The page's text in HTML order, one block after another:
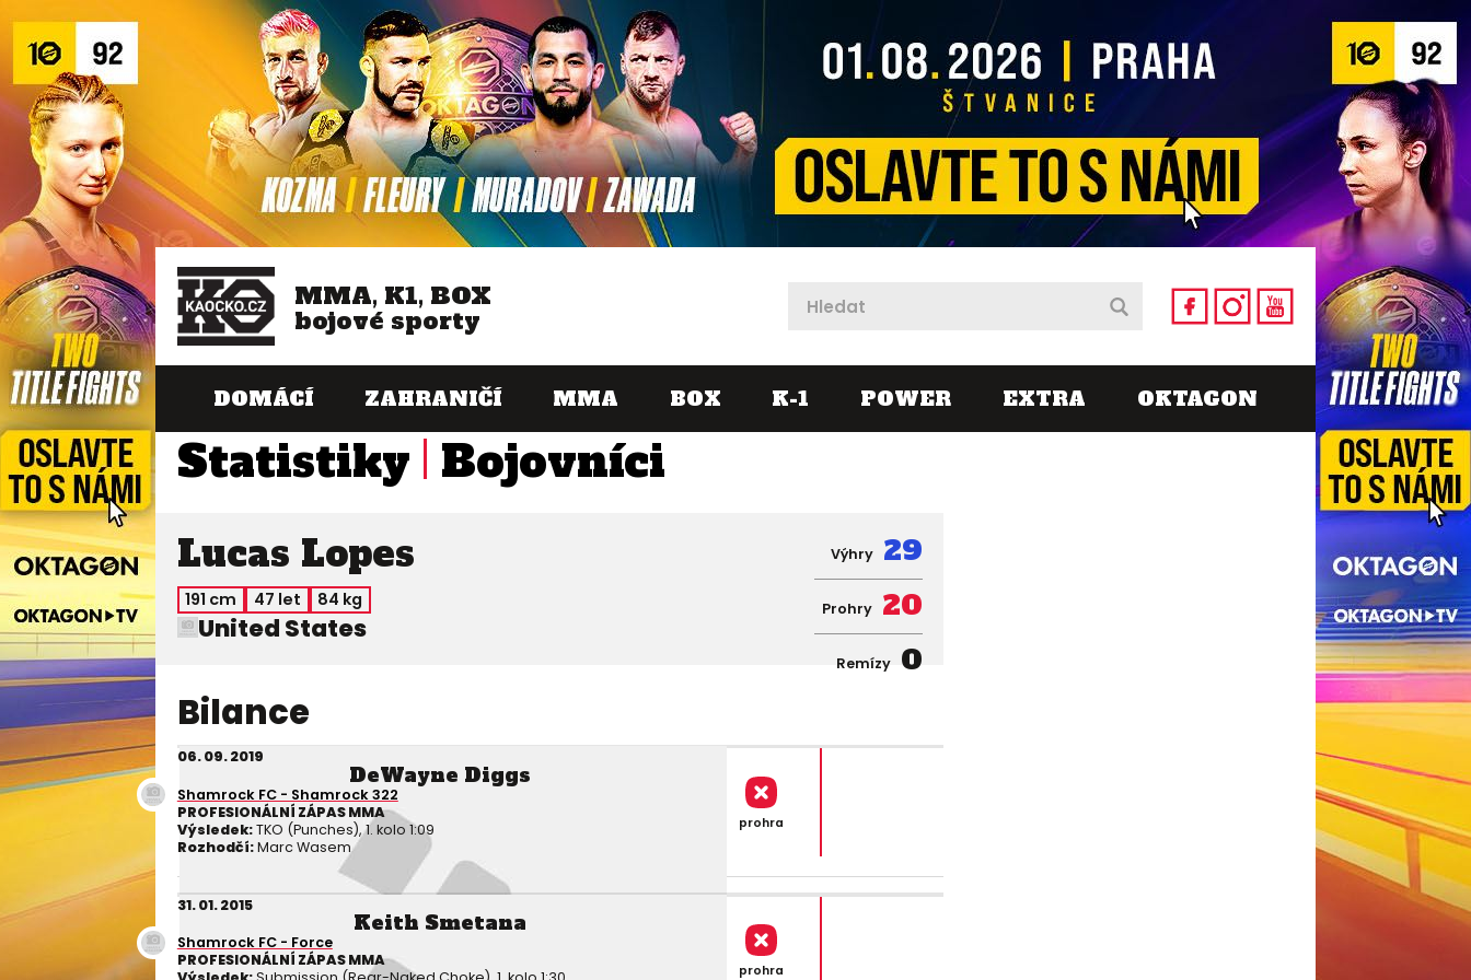
MMA, K1, BOX
bojové sporty
DOMÁCÍ ZAHRANIČÍ MMA BOX K-1 POWER EXTRA OKTAGON
Statistiky Bojovníci
Lucas Lopes
191 cm 47 let 84 kg
United States
Výhry 29
Prohry 20
Remízy 0
Bilance
06. 09. 2019
DeWayne Diggs
Shamrock FC - Shamrock 322
PROFESIONÁLNÍ ZÁPAS MMA
Výsledek:TKO (Punches), 1. kolo 1:09
Rozhodčí:Marc Wasem
prohra
31. 01. 2015
Keith Smetana
Shamrock FC - Force
PROFESIONÁLNÍ ZÁPAS MMA
prohra